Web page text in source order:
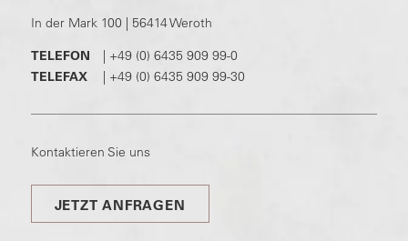
In der Mark 100 | 56414 Weroth
TELEFON
+49 (0) 6435 909 99-0
TELEFAX
+49 (0) 6435 909 99-30
Kontaktieren Sie uns
JETZT ANFRAGEN